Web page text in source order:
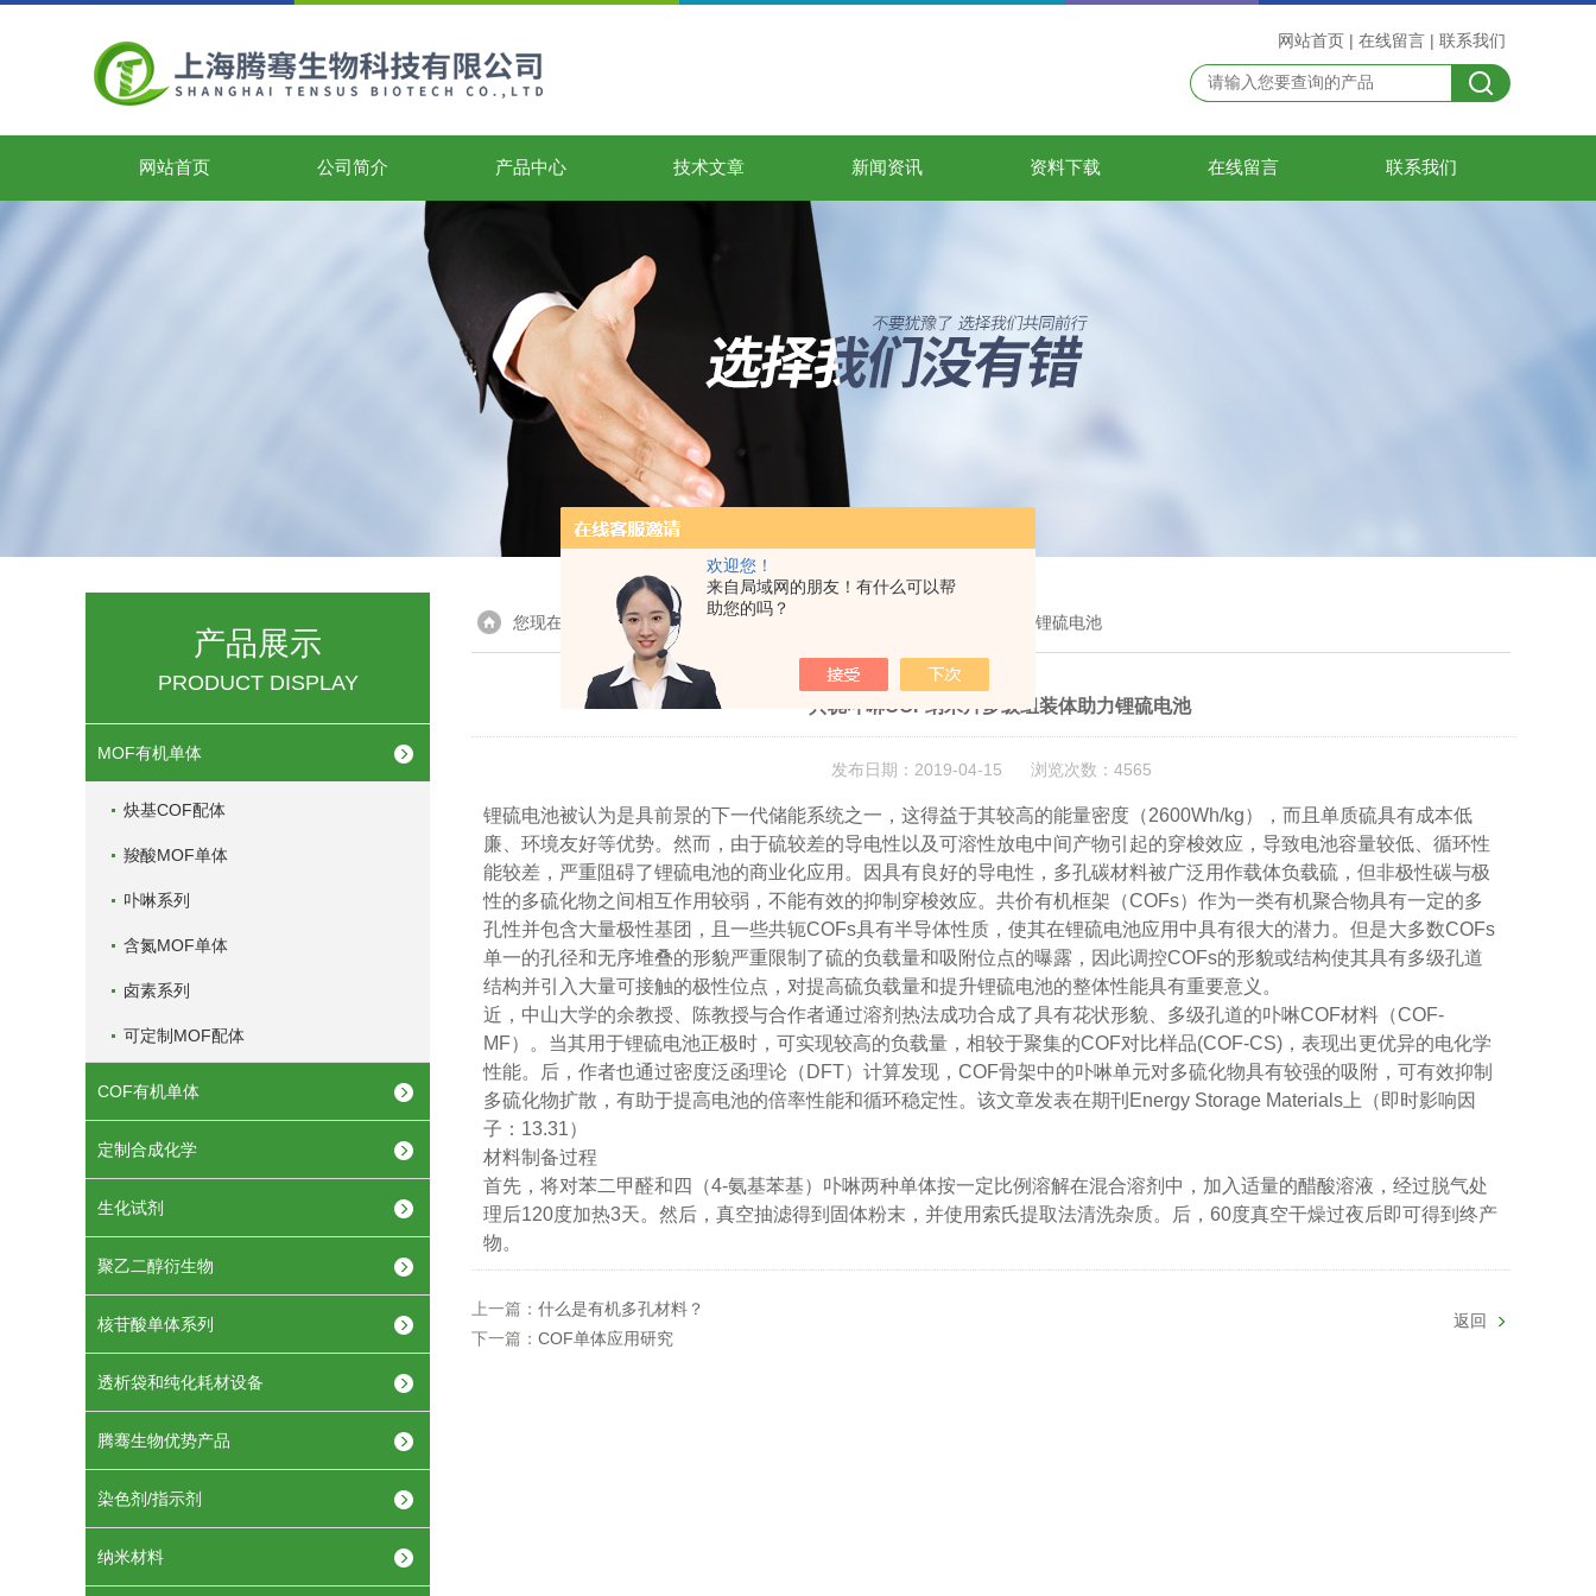
欢迎您！
来自局域网的朋友！有什么可以帮
助您的吗？
网站首页 | 在线留言 | 联系我们
网站首页 公司简介 产品中心 技术文章 新闻资讯 资料下载 在线留言 联系我们
产品展示
PRODUCT DISPLAY
MOF有机单体
炔基COF配体
羧酸MOF单体
卟啉系列
含氮MOF单体
卤素系列
可定制MOF配体
COF有机单体
定制合成化学
生化试剂
聚乙二醇衍生物
核苷酸单体系列
透析袋和纯化耗材设备
腾骞生物优势产品
染色剂/指示剂
纳米材料
您现在的位置：首页> 技术文章 > 共轭卟啉COF纳米片多级组装体助力锂硫电池
共轭卟啉COF纳米片多级组装体助力锂硫电池
发布日期：2019-04-15 浏览次数：4565
锂硫电池被认为是具前景的下一代储能系统之一，这得益于其较高的能量密度（2600Wh/kg），而且单质硫具有成本低
廉、环境友好等优势。然而，由于硫较差的导电性以及可溶性放电中间产物引起的穿梭效应，导致电池容量较低、循环性
能较差，严重阻碍了锂硫电池的商业化应用。因具有良好的导电性，多孔碳材料被广泛用作载体负载硫，但非极性碳与极
性的多硫化物之间相互作用较弱，不能有效的抑制穿梭效应。共价有机框架（COFs）作为一类有机聚合物具有一定的多
孔性并包含大量极性基团，且一些共轭COFs具有半导体性质，使其在锂硫电池应用中具有很大的潜力。但是大多数COFs
单一的孔径和无序堆叠的形貌严重限制了硫的负载量和吸附位点的曝露，因此调控COFs的形貌或结构使其具有多级孔道
结构并引入大量可接触的极性位点，对提高硫负载量和提升锂硫电池的整体性能具有重要意义。
近，中山大学的余教授、陈教授与合作者通过溶剂热法成功合成了具有花状形貌、多级孔道的卟啉COF材料（COF-
MF）。当其用于锂硫电池正极时，可实现较高的负载量，相较于聚集的COF对比样品(COF-CS)，表现出更优异的电化学
性能。后，作者也通过密度泛函理论（DFT）计算发现，COF骨架中的卟啉单元对多硫化物具有较强的吸附，可有效抑制
多硫化物扩散，有助于提高电池的倍率性能和循环稳定性。该文章发表在期刊Energy Storage Materials上（即时影响因
子：13.31）
材料制备过程
首先，将对苯二甲醛和四（4-氨基苯基）卟啉两种单体按一定比例溶解在混合溶剂中，加入适量的醋酸溶液，经过脱气处
理后120度加热3天。然后，真空抽滤得到固体粉末，并使用索氏提取法清洗杂质。后，60度真空干燥过夜后即可得到终产
物。
上一篇： 什么是有机多孔材料？
下一篇： COF单体应用研究
返回